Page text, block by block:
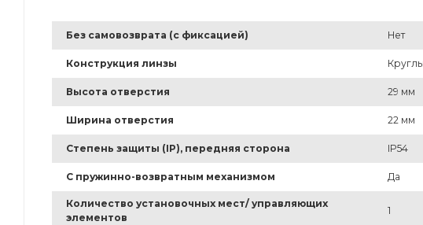
Без самовозврата (с фиксацией) Нет
Конструкция линзы
Высота отверстия 29 мм
Ширина отверстия 22 мм
Степень защиты (IP), передняя сторона IP54
С пружинно-возвратным механизмом Да
Количество установочных мест/ управляющих
элементов
1